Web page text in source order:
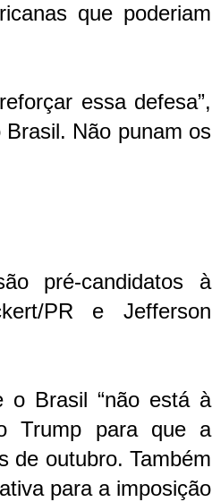
que poderiam
essa defesa”,
Não punam os
pré-candidatos à
PR e Jefferson
o Brasil “não está à
Trump para que a
de outubro. Também
para a imposição